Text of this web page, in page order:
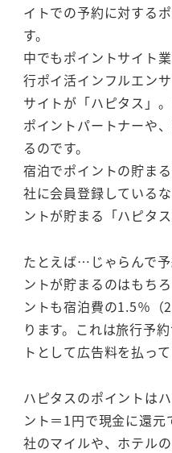
イトでの予約に対する
す。
中でもポイントサイト
行ポイ活インフルエン
サイトが「ハピタス」
ポイントパートナーや
るのです。
宿泊でポイントの貯ま
社に会員登録している
ントが貯まる「ハピタ
たとえば…じゃらんで
ントが貯まるのはもち
ントも宿泊費の1.5％（
ります。これは旅行予
トとして広告料を払って
ハピタスのポイントは
ント＝1円で現金に還
社のマイルや、ホテル